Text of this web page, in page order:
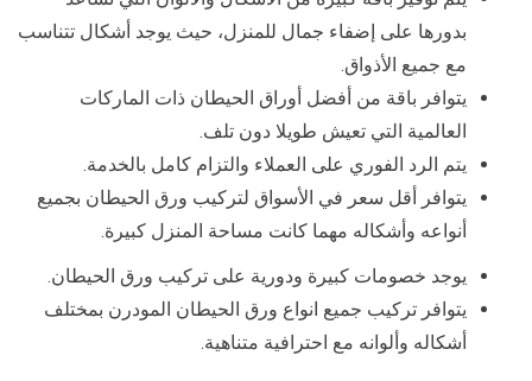
بدورها على إضفاء جمال للمنزل، حيث يوجد أشكال تتناسب
مع جميع الأذواق.
يتوافر باقة من أفضل أوراق الحيطان ذات الماركات
العالمية التي تعيش طويلا دون تلف.
يتم الرد الفوري على العملاء والتزام كامل بالخدمة.
يتوافر أقل سعر في الأسواق لتركيب ورق الحيطان بجميع
أنواعه وأشكاله مهما كانت مساحة المنزل كبيرة.
يوجد خصومات كبيرة ودورية على تركيب ورق الحيطان.
يتوافر تركيب جميع انواع ورق الحيطان المودرن بمختلف
أشكاله وألوانه مع احترافية متناهية.